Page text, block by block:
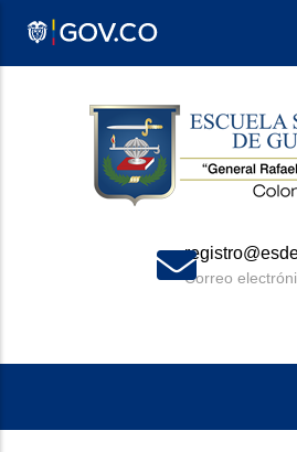
registro@esdeg.edu.co
Correo electrónico